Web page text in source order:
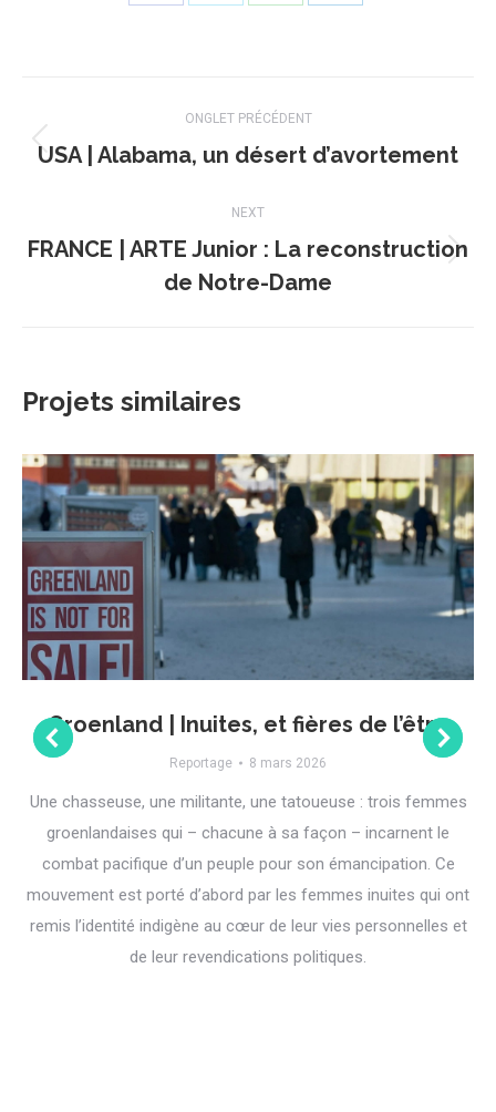
de
commentaire
ONGLET PRÉCÉDENT
Onglet
USA | Alabama, un désert d’avortement
NEXT
Projets
similaires
FRANCE | ARTE Junior : La reconstruction
de Notre-Dame
Projets similaires
Groenland | Inuites, et fières de l’être
Reportage 8 mars 2026
Une chasseuse, une militante, une tatoueuse : trois femmes
groenlandaises qui – chacune à sa façon – incarnent le
combat pacifique d’un peuple pour son émancipation. Ce
mouvement est porté d’abord par les femmes inuites qui ont
remis l’identité indigène au cœur de leur vies personnelles et
de leur revendications politiques.